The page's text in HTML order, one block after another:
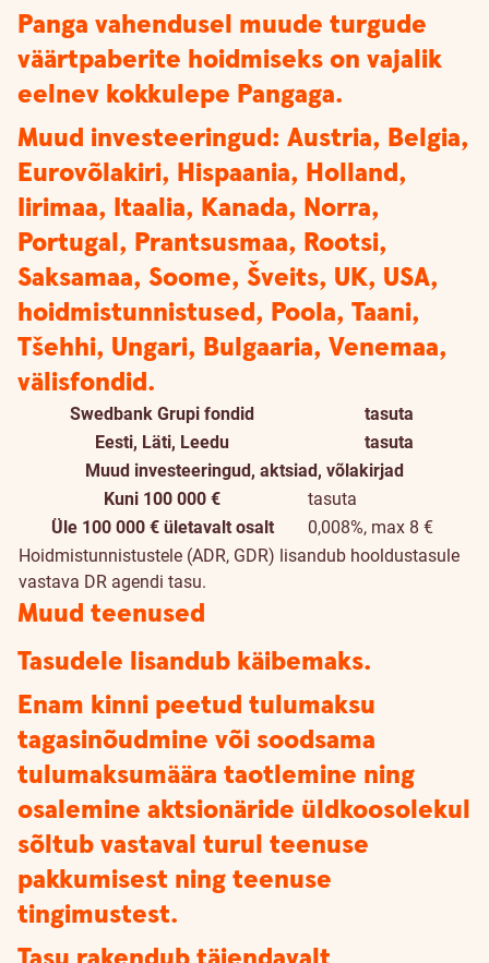
Panga vahendusel muude turgude
väärtpaberite hoidmiseks on vajalik
eelnev kokkulepe Pangaga.
Muud investeeringud: Austria, Belgia,
Eurovõlakiri, Hispaania, Holland,
Iirimaa, Itaalia, Kanada, Norra,
Portugal, Prantsusmaa, Rootsi,
Saksamaa, Soome, Šveits, UK, USA,
hoidmistunnistused, Poola, Taani,
Tšehhi, Ungari, Bulgaaria, Venemaa,
välisfondid.
Swedbank Grupi fondid
tasuta
Eesti, Läti, Leedu
tasuta
Muud investeeringud, aktsiad, võlakirjad
Kuni 100 000 €
tasuta
Üle 100 000 € ületavalt osalt
0,008%, max 8 €
Hoidmistunnistustele (ADR, GDR) lisandub hooldustasule
vastava DR agendi tasu.
Muud teenused
Tasudele lisandub käibemaks.
Enam kinni peetud tulumaksu
tagasinõudmine või soodsama
tulumaksumäära taotlemine ning
osalemine aktsionäride üldkoosolekul
sõltub vastaval turul teenuse
pakkumisest ning teenuse
tingimustest.